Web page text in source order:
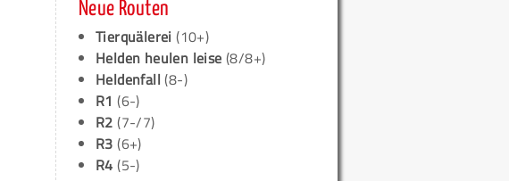
Neue Routen
Tierquälerei (10+)
Helden heulen leise(8/8+)
Heldenfall(8-)
R1 (6-)
R2 (7-/7)
R3 (6+)
R4 (5-)